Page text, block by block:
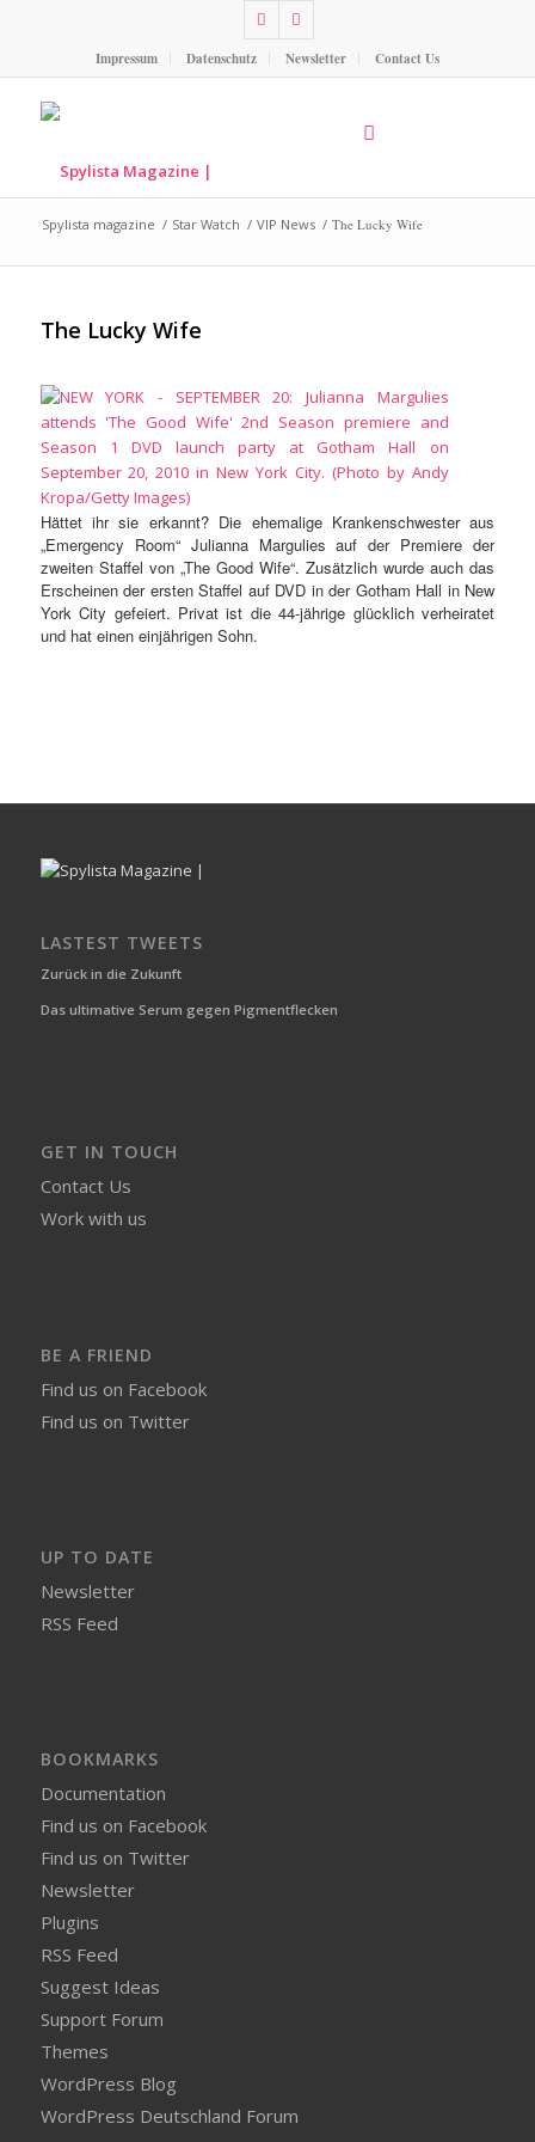
Impressum Datenschutz Newsletter Contact Us
Spylista magazine / Star Watch / VIP News / The Lucky Wife
The Lucky Wife
Hättet ihr sie erkannt? Die ehemalige Krankenschwester aus
„Emergency Room“ Julianna Margulies auf der Premiere der
zweiten Staffel von „The Good Wife“. Zusätzlich wurde auch das
Erscheinen der ersten Staffel auf DVD in der Gotham Hall in New
York City gefeiert. Privat ist die 44-jährige glücklich verheiratet
und hat einen einjährigen Sohn.
LASTEST TWEETS
Zurück in die Zukunft
Das ultimative Serum gegen Pigmentflecken
GET IN TOUCH
Contact Us
Work with us
BE A FRIEND
Find us on Facebook
Find us on Twitter
UP TO DATE
Newsletter
RSS Feed
BOOKMARKS
Documentation
Find us on Facebook
Find us on Twitter
Newsletter
Plugins
RSS Feed
Suggest Ideas
Support Forum
Themes
WordPress Blog
WordPress Deutschland Forum